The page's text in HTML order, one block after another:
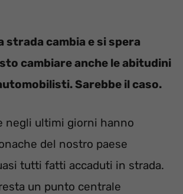
strada cambia e si spera
cambiare anche le abitudini
Sarebbe il caso.
negli ultimi giorni hanno
del nostro paese
tutti fatti accaduti in strada.
un punto centrale